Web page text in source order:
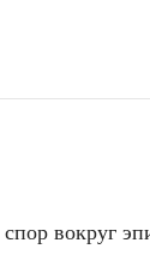
вокруг